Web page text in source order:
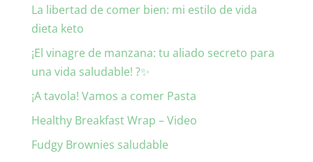
La libertad de comer bien: mi estilo de vida
dieta keto
¡El vinagre de manzana: tu aliado secreto para
una vida saludable! ?✨
¡A tavola! Vamos a comer Pasta
Healthy Breakfast Wrap – Video
Fudgy Brownies saludable